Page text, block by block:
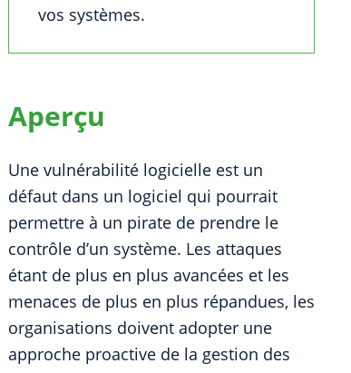
vos systèmes.
Aperçu
Une vulnérabilité logicielle est un
défaut dans un logiciel qui pourrait
permettre à un pirate de prendre le
contrôle d’un système. Les attaques
étant de plus en plus avancées et les
menaces de plus en plus répandues, les
organisations doivent adopter une
approche proactive de la gestion des